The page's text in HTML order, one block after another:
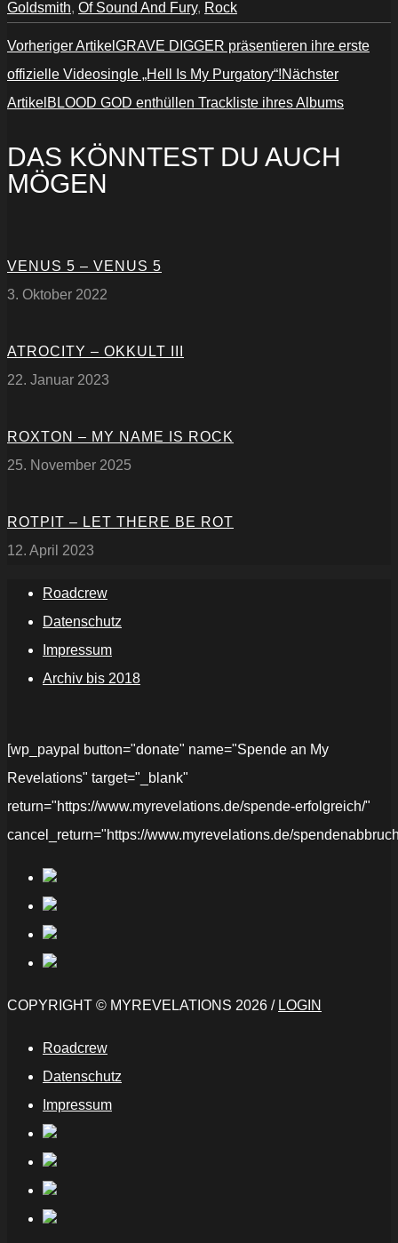
Goldsmith, Of Sound And Fury, Rock
Vorheriger Artikel GRAVE DIGGER präsentieren ihre erste
offizielle Videosingle „Hell Is My Purgatory“!Nächster
Artikel BLOOD GOD enthüllen Trackliste ihres Albums
DAS KÖNNTEST DU AUCH
MÖGEN
VENUS 5 – VENUS 5
3. Oktober 2022
ATROCITY – OKKULT III
22. Januar 2023
ROXTON – MY NAME IS ROCK
25. November 2025
ROTPIT – LET THERE BE ROT
12. April 2023
Roadcrew
Datenschutz
Impressum
Archiv bis 2018
[wp_paypal button="donate" name="Spende an My
Revelations" target="_blank"
return="https://www.myrevelations.de/spende-erfolgreich/"
cancel_return="https://www.myrevelations.de/
COPYRIGHT © MYREVELATIONS 2026 / LOGIN
Roadcrew
Datenschutz
Impressum